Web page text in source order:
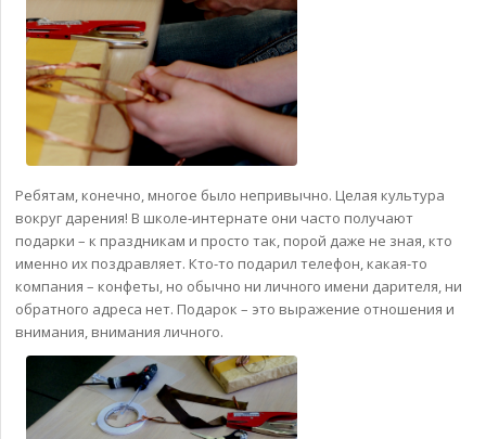
Ребятам, конечно, многое было непривычно. Целая культура
вокруг дарения! В школе-интернате они часто получают
подарки – к праздникам и просто так, порой даже не зная, кто
именно их поздравляет. Кто-то подарил телефон, какая-то
компания – конфеты, но обычно ни личного имени дарителя, ни
обратного адреса нет. Подарок – это выражение отношения и
внимания, внимания личного.